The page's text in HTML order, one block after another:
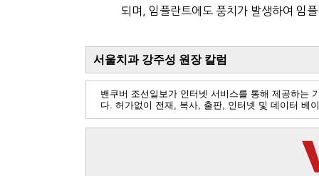
되며
임플란트에도 풍치가 발생하여 임
서울치과 강주성 원장 칼럼
밴쿠버 조선일보가 인터넷 서비스를 통해 제공하는
다. 허가없이 전재, 복사, 출판, 인터넷 및 데이터 베